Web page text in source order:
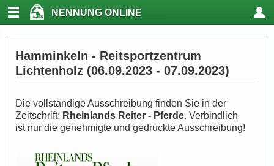
NENNUNG ONLINE
Hamminkeln - Reitsportzentrum
Lichtenholz (06.09.2023 - 07.09.2023)
Die vollständige Ausschreibung finden Sie in der
Zeitschrift: Rheinlands Reiter - Pferde. Verbindlich
ist nur die genehmigte und gedruckte Ausschreibung!